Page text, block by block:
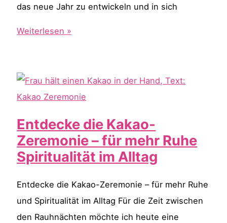
das neue Jahr zu entwickeln und in sich
Edelsteine
Rauhnächten:
Magische
für
deine
innere
Weiterlesen »
Entdecke die Kakao-
Zeremonie – für mehr Ruhe
Spiritualität im Alltag
Entdecke die Kakao-Zeremonie – für mehr Ruhe
und Spiritualität im Alltag Für die Zeit zwischen
den Rauhnächten möchte ich heute eine